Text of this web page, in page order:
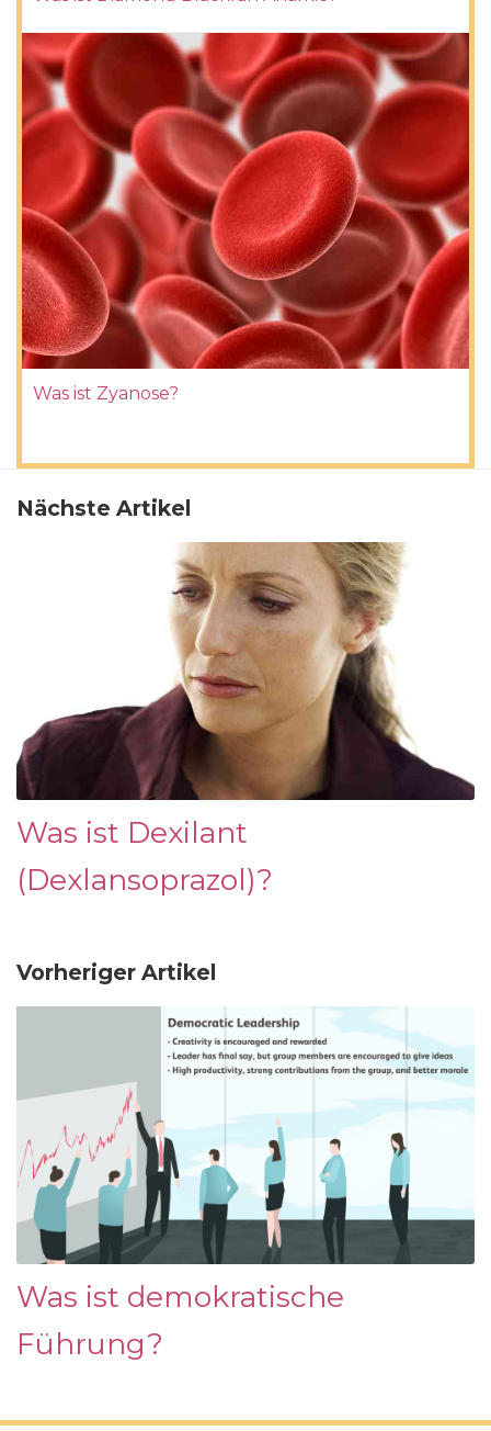
Was ist Zyanose?
Nächste Artikel
Was ist Dexilant
(Dexlansoprazol)?
Vorheriger Artikel
Was ist demokratische
Führung?